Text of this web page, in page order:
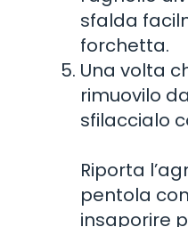
sfalda
forchetta.
Una volta
rimuovilo
sfilaccialo
Riporta
pentola
insaporire